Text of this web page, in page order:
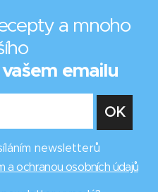
a mnoho
emailu
newsletterů
a ochranou osobních údajů